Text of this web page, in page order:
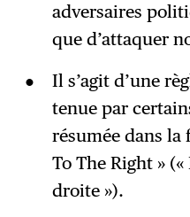
adversaires
que d’attaquer
Il s’agit d’une
tenue par
résumée dans la
To The Right » («
droite »).